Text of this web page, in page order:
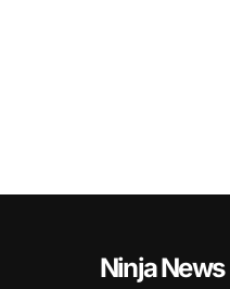
Ninja News